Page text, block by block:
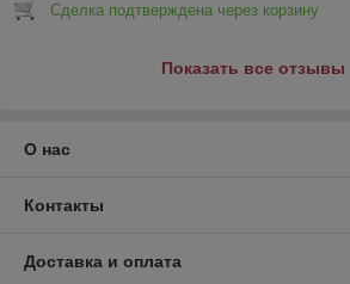
Сделка подтверждена через корзину
Показать все отзывы
О нас
Контакты
Доставка и оплата